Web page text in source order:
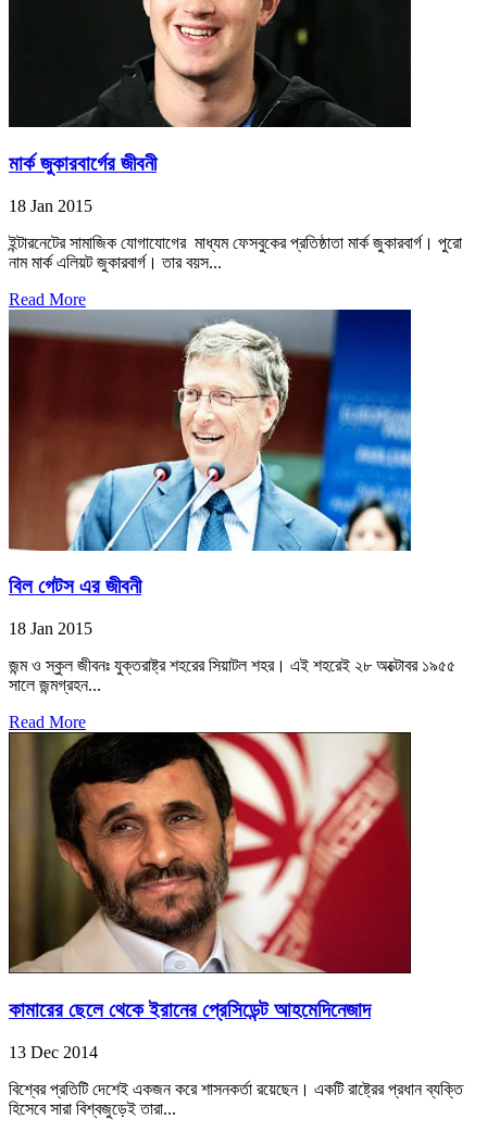
মার্ক জুকারবার্গের জীবনী
18 Jan 2015
ইন্টারনেটের সামাজিক যোগাযোগের মাধ্যম ফেসবুকের প্রতিষ্ঠাতা মার্ক জুকারবার্গ। পুরো
নাম মার্ক এলিয়ট জুকারবার্গ। তার বয়স...
Read More
বিল গেটস এর জীবনী
18 Jan 2015
জন্ম ও স্কুল জীবনঃ যুক্তরাষ্ট্র শহরের সিয়াটল শহর। এই শহরেই ২৮ অক্টোবর ১৯৫৫
সালে জন্মগ্রহন...
Read More
কামারের ছেলে থেকে ইরানের প্রেসিডেন্ট আহমেদিনেজাদ
13 Dec 2014
বিশ্বের প্রতিটি দেশেই একজন করে শাসনকর্তা রয়েছেন। একটি রাষ্ট্রের প্রধান ব্যক্তি
হিসেবে সারা বিশ্বজুড়েই তারা...